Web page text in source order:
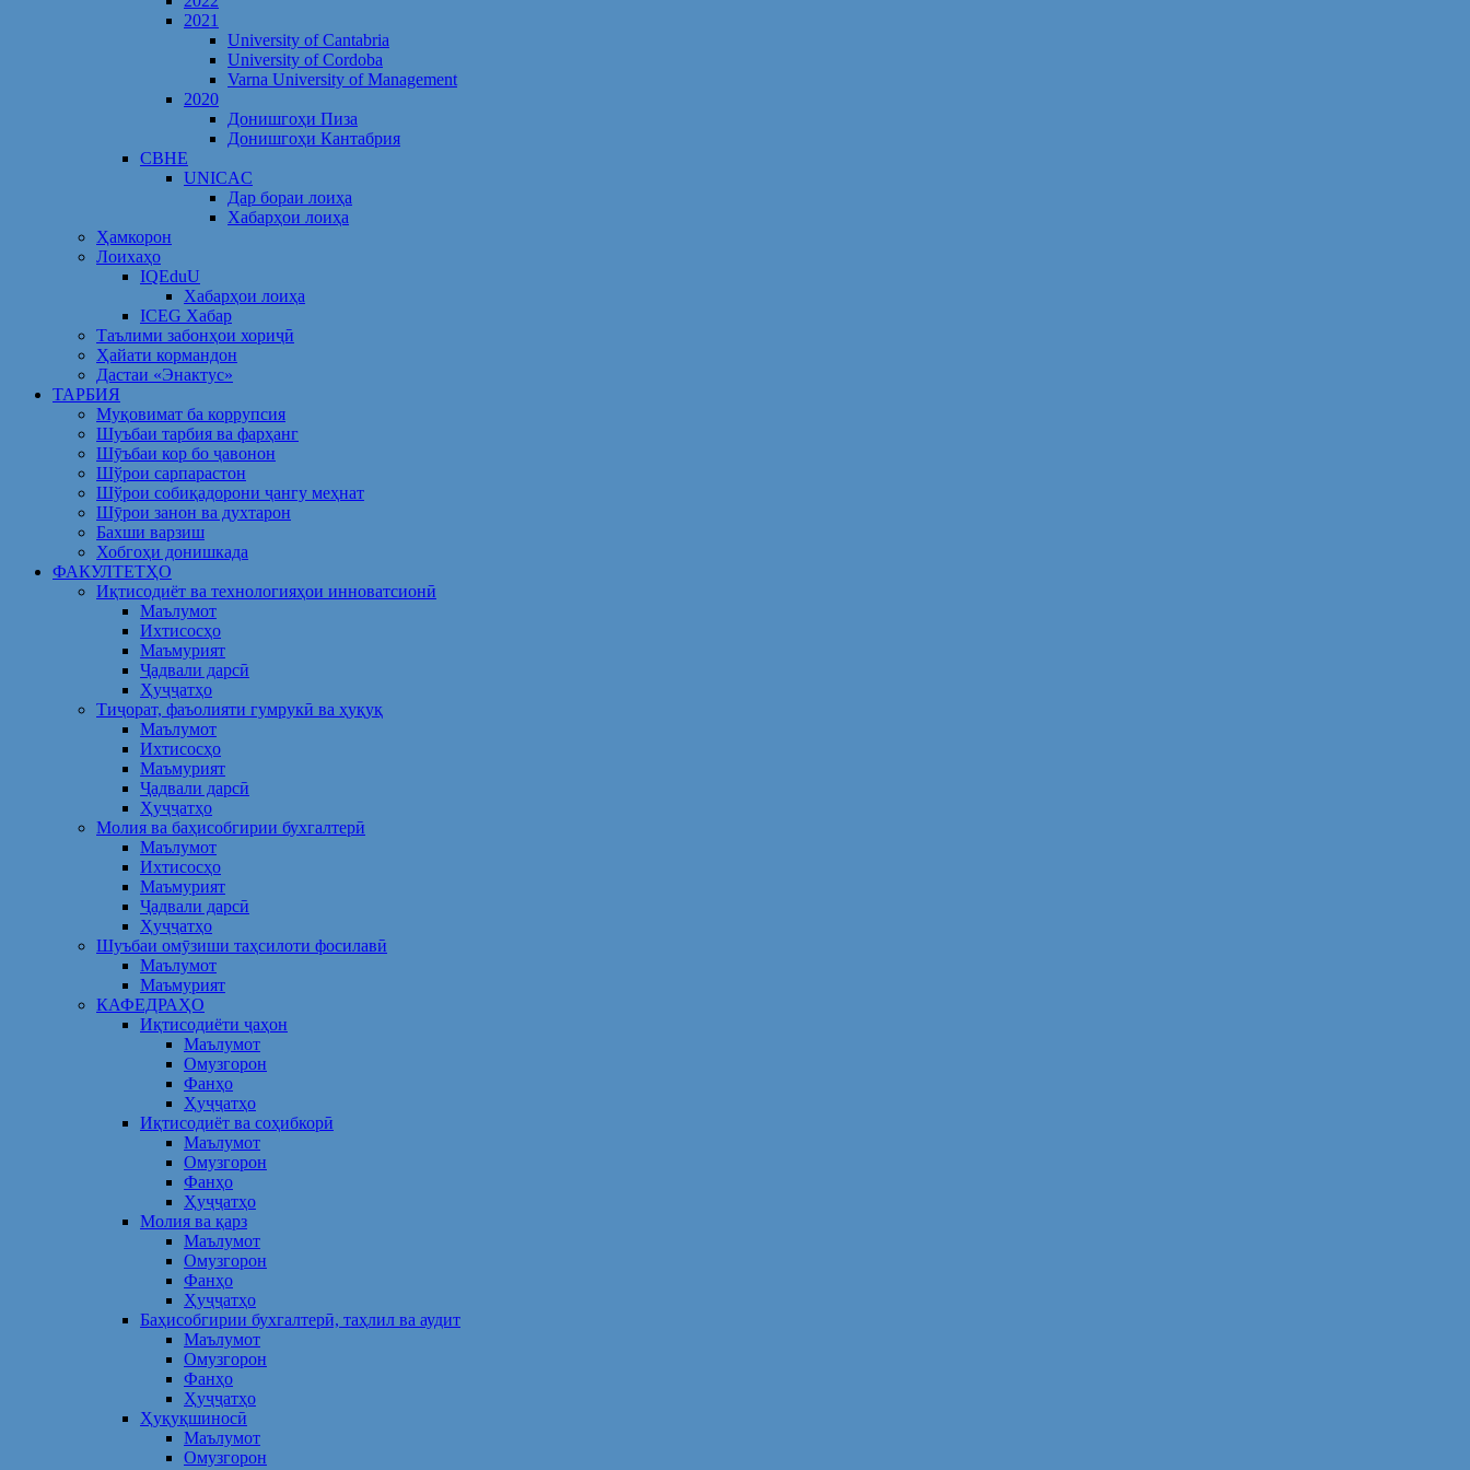
2021
University of Cantabria
University of Cordoba
Varna University of Management
2020
Донишгоҳи Пиза
Донишгоҳи Кантабрия
CBHE
UNICAC
Дар бораи лоиҳа
Хабарҳои лоиҳа
Ҳамкорон
Лоихаҳо
IQEduU
Хабарҳои лоиҳа
ICEG Хабар
Таълими забонҳои хориҷӣ
Ҳайати кормандон
Дастаи «Энактус»
ТАРБИЯ
Муқовимат ба коррупсия
Шуъбаи тарбия ва фарҳанг
Шӯъбаи кор бо ҷавонон
Шўрои сарпарастон
Шўрои собиқадорони ҷангу меҳнат
Шӯрои занон ва духтарон
Бахши варзиш
Хобгоҳи донишкада
ФАКУЛТЕТҲО
Иқтисодиёт ва технологияҳои инноватсионӣ
Маълумот
Ихтисосҳо
Маъмурият
Ҷадвали дарсӣ
Ҳуҷҷатҳо
Тиҷорат, фаъолияти гумрукӣ ва ҳуқуқ
Маълумот
Ихтисосҳо
Маъмурият
Ҷадвали дарсӣ
Ҳуҷҷатҳо
Молия ва баҳисобгирии бухгалтерӣ
Маълумот
Ихтисосҳо
Маъмурият
Ҷадвали дарсӣ
Ҳуҷҷатҳо
Шуъбаи омӯзиши таҳсилоти фосилавӣ
Маълумот
Маъмурият
КАФЕДРАҲО
Иқтисодиёти ҷаҳон
Маълумот
Омузгорон
Фанҳо
Ҳуҷҷатҳо
Иқтисодиёт ва соҳибкорӣ
Маълумот
Омузгорон
Фанҳо
Ҳуҷҷатҳо
Молия ва қарз
Маълумот
Омузгорон
Фанҳо
Ҳуҷҷатҳо
Баҳисобгирии бухгалтерӣ, таҳлил ва аудит
Маълумот
Омузгорон
Фанҳо
Ҳуҷҷатҳо
Ҳуқуқшиносӣ
Маълумот
Омузгорон